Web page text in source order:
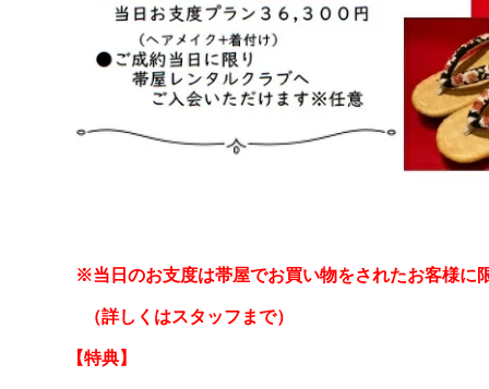
※当日のお支度は帯屋でお買い物をされたお客様に
（詳しくはスタッフまで）
【特典】